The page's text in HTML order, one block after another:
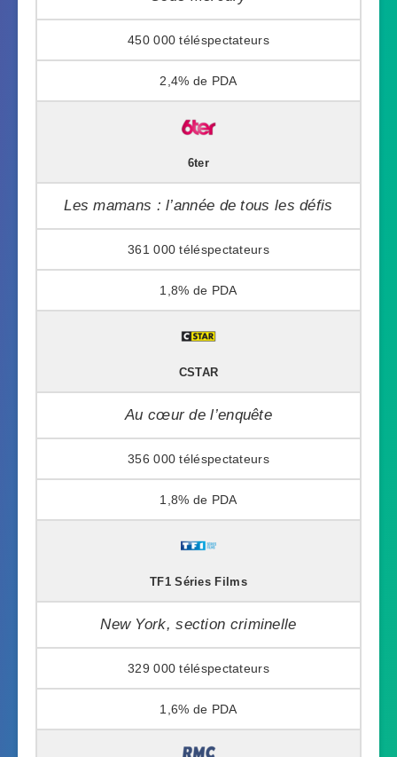
450 000
2,4%
6ter
Les mamans : l’année de tous les défis
361 000
1,8%
CSTAR
Au cœur de l’enquête
356 000
1,8%
TF1 Séries Films
New York, section criminelle
329 000
1,6%